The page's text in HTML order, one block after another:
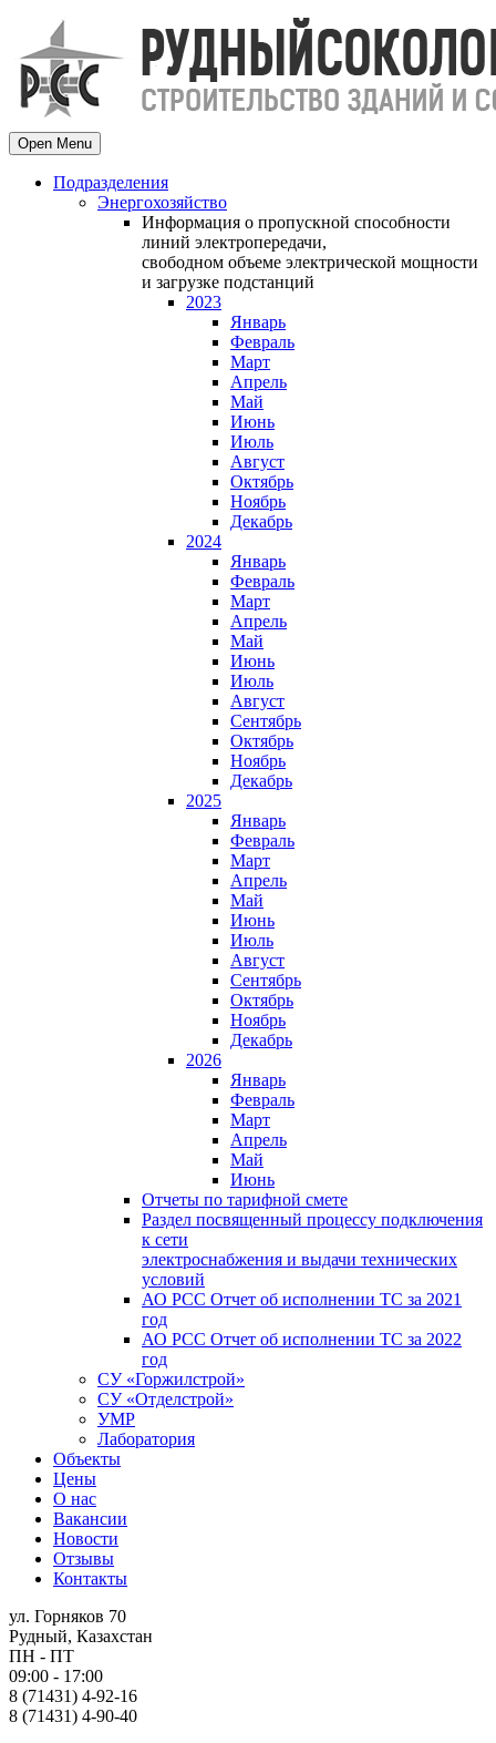
Open Menu
Подразделения
Энергохозяйство
Информация о пропускной способности
линий электропередачи,
свободном объеме электрической мощности
и загрузке подстанций
2023
Январь
Февраль
Март
Апрель
Май
Июнь
Июль
Август
Октябрь
Ноябрь
Декабрь
2024
Январь
Февраль
Март
Апрель
Май
Июнь
Июль
Август
Сентябрь
Октябрь
Ноябрь
Декабрь
2025
Январь
Февраль
Март
Апрель
Май
Июнь
Июль
Август
Сентябрь
Октябрь
Ноябрь
Декабрь
2026
Январь
Февраль
Март
Апрель
Май
Июнь
Отчеты по тарифной смете
Раздел посвященный процессу подключения
к сети
электроснабжения и выдачи технических
условий
АО РСС Отчет об исполнении ТС за 2021
год
АО РСС Отчет об исполнении ТС за 2022
год
СУ «Горжилстрой»
СУ «Отделстрой»
УМР
Лаборатория
Объекты
Цены
О нас
Вакансии
Новости
Отзывы
Контакты
ул. Горняков 70
Рудный, Казахстан
ПН - ПТ
09:00 - 17:00
8 (71431) 4-92-16
8 (71431) 4-90-40